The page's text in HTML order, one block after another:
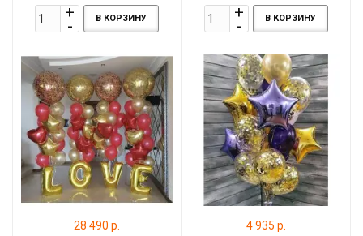
атласной ленте 91 см
В КОРЗИНУ
метр
В КОРЗИНУ
28 490 р. 4 935 р.